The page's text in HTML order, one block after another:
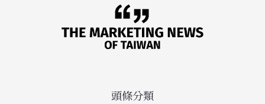
頭條分類